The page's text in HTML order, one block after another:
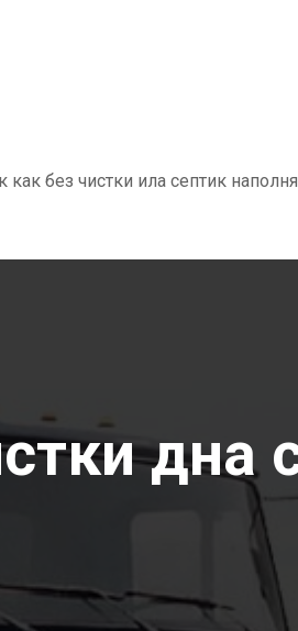
как без чистки ила септик
дна